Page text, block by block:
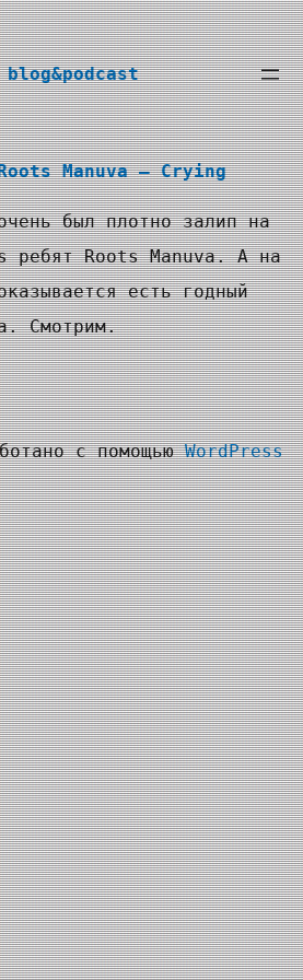
Manuva — Сrying
был плотно залип на
ребят Roots Manuva. А на
есть годный
Смотрим.
с помощьюWordPress